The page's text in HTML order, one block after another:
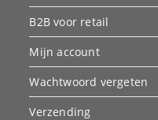
B2B voor retail
Mijn account
Wachtwoord vergeten
Verzending